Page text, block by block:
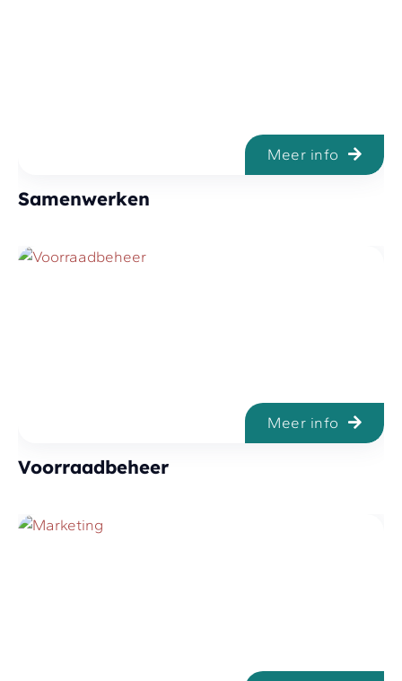
Meer info
Samenwerken
Meer info
Voorraadbeheer